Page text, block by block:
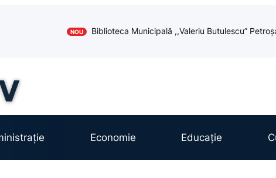
NOU Biblioteca Municipală ,,Valeriu Butulescu”
Economie Educație